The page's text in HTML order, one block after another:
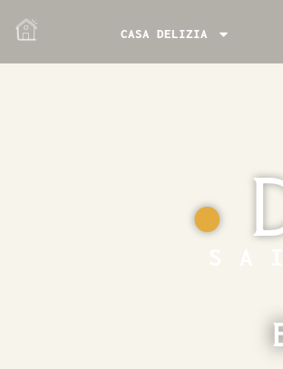
CASA DELIZIA
●